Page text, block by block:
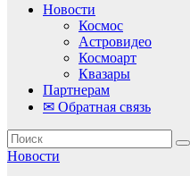
Новости
Космос
Астровидео
Космоарт
Квазары
Партнерам
✉ Обратная связь
Новости